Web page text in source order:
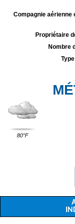
Compagnie aérienne
Propriétaire
Nombre
80°F